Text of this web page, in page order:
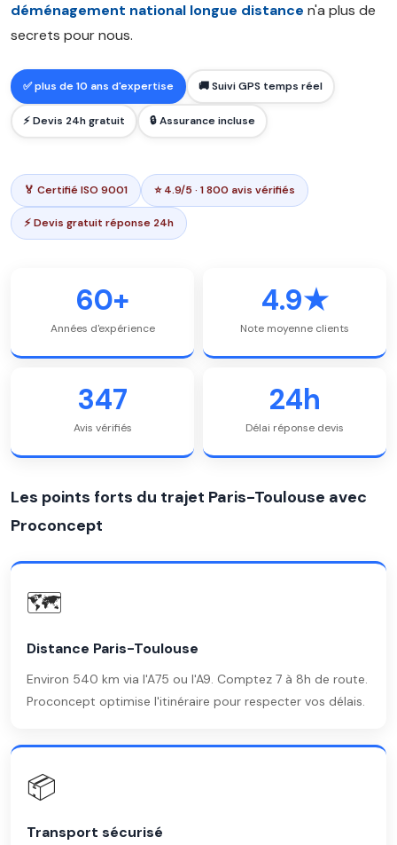
déménagement national longue distance n'a plus de
secrets pour nous.
✅ plus de 10 ans d'expertise 🚚 Suivi GPS temps réel
⚡ Devis 24h gratuit 🔒 Assurance incluse
🏅 Certifié ISO 9001 ⭐ 4.9/5 · 1 800 avis vérifiés
⚡ Devis gratuit réponse 24h
60+
Années d'expérience
4.9★
Note moyenne clients
347
Avis vérifiés
24h
Délai réponse devis
Les points forts du trajet Paris-Toulouse avec
Proconcept
🗺️
Distance Paris-Toulouse
Environ 540 km via l'A75 ou l'A9. Comptez 7 à 8h de route.
Proconcept optimise l'itinéraire pour respecter vos délais.
📦
Transport sécurisé